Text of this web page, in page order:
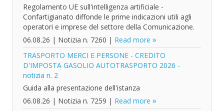
Regolamento UE sull'intelligenza artificiale -
Confartigianato diffonde le prime indicazioni utili agli
operatori e imprese del settore della Comunicazione.
06.08.26 | Notizia n. 7260 | Read more
TRASPORTO MERCI E PERSONE - CREDITO
D'IMPOSTA GASOLIO AUTOTRASPORTO 2026 -
notizia n. 2
Guida alla presentazione dell'istanza
06.08.26 | Notizia n. 7259 | Read more